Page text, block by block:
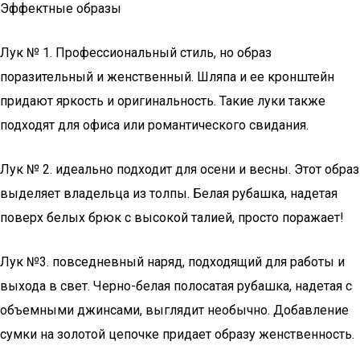
Эффектные образы
Лук № 1. Профессиональный стиль, но образ
поразительный и женственный. Шляпа и ее кронштейн
придают яркость и оригинальность. Такие луки также
подходят для офиса или романтического свидания.
Лук № 2. идеально подходит для осени и весны. Этот образ
выделяет владельца из толпы. Белая рубашка, надетая
поверх белых брюк с высокой талией, просто поражает!
Лук №3. повседневный наряд, подходящий для работы и
выхода в свет. Черно-белая полосатая рубашка, надетая с
объемными джинсами, выглядит необычно. Добавление
сумки на золотой цепочке придает образу женственность.